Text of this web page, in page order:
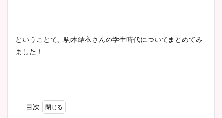
ということで、駒木結衣さんの学生時代についてまとめてみ
ました！
目次